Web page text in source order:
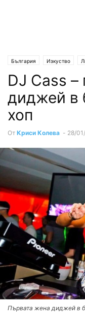
България Изкуство
DJ Cass
диджей в
хоп
От Криси Колева - 28/
Първата жена диджей в